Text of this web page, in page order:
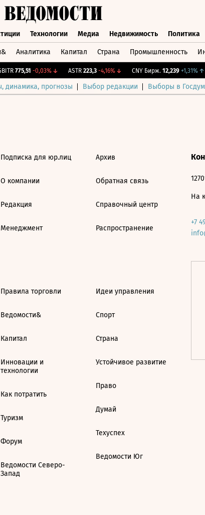
Технологии Медиа Недвижимость Политика
Аналитика Капитал Страна Промышленность
775,51 -0,03%↓ ASTR 223,3 -4,16%↓ CNY Бирж. 12,239 +1,31%↑
динамика, прогнозы Выбор редакции Выборы в
Подписка для юр.лиц
О компании
Редакция
Менеджмент
Архив
Обратная связь
Справочный центр
Распространение
Правила торговли
Ведомости&
Капитал
Инновации и
технологии
Как потратить
Туризм
Форум
Ведомости Северо-
Запад
Идеи управления
Спорт
Страна
Устойчивое развитие
Право
Думай
Техуспех
Ведомости Юг
На
+7